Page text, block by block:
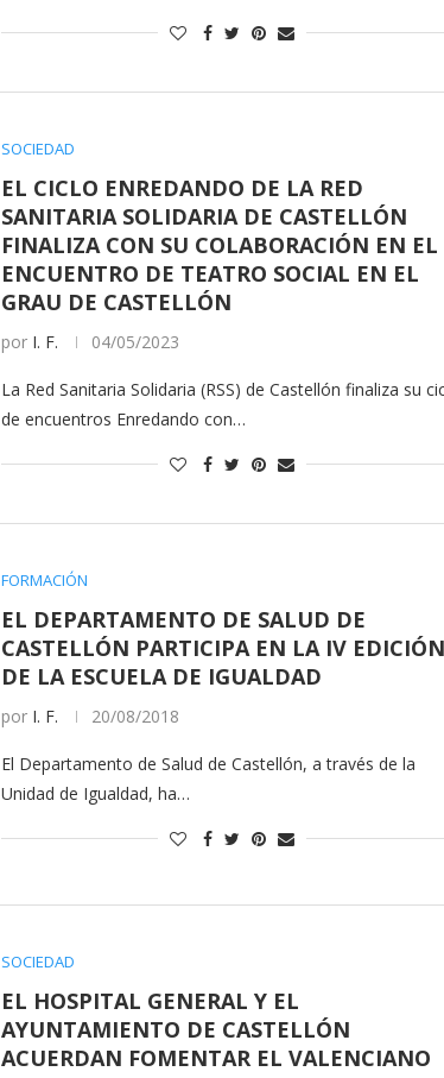
SOCIEDAD
EL CICLO ENREDANDO DE LA RED
SANITARIA SOLIDARIA DE CASTELLÓN
FINALIZA CON SU COLABORACIÓN EN EL
ENCUENTRO DE TEATRO SOCIAL EN EL
GRAU DE CASTELLÓN
por I. F. 04/05/2023
La Red Sanitaria Solidaria (RSS) de Castellón finaliza su
de encuentros Enredando con…
FORMACIÓN
EL DEPARTAMENTO DE SALUD DE
CASTELLÓN PARTICIPA EN LA IV EDICIÓN
DE LA ESCUELA DE IGUALDAD
por I. F. 20/08/2018
El Departamento de Salud de Castellón, a través de la
Unidad de Igualdad, ha…
SOCIEDAD
EL HOSPITAL GENERAL Y EL
AYUNTAMIENTO DE CASTELLÓN
ACUERDAN FOMENTAR EL VALENCIANO